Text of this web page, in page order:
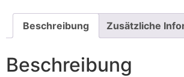
Beschreibung Zusätzliche
Beschreibung